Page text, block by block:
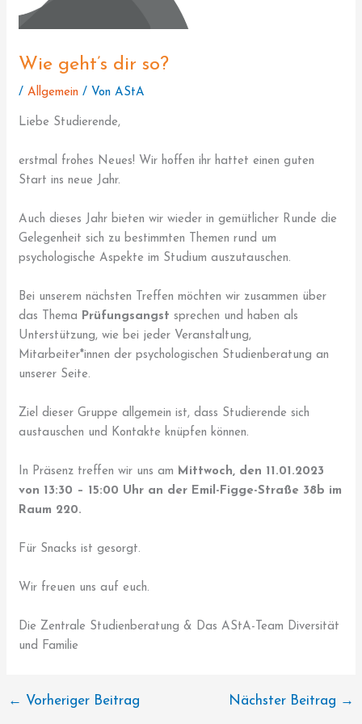
Wie geht’s dir so?
/Allgemein / VonAStA
Liebe Studierende,
erstmal frohes Neues! Wir hoffen ihr hattet einen guten
Start ins neue Jahr.
Auch dieses Jahr bieten wir wieder in gemütlicher Runde die
Gelegenheit sich zu bestimmten Themen rund um
psychologische Aspekte im Studium auszutauschen.
Bei unserem nächsten Treffen möchten wir zusammen über
das Thema Prüfungsangst sprechen und haben als
Unterstützung, wie bei jeder Veranstaltung,
Mitarbeiter*innen der psychologischen Studienberatung an
unserer Seite.
Ziel dieser Gruppe allgemein ist, dass Studierende sich
austauschen und Kontakte knüpfen können.
In Präsenz treffen wir uns am M ittwoch, den 11.01.2023
von 13:30 – 15:00 Uhr an der Emil-Figge-Straße 38b im
Raum 220.
Für Snacks ist gesorgt.
Wir freuen uns auf euch.
Die Zentrale Studienberatung & Das AStA-Team Diversität
und Familie
← Vorheriger Beitrag Nächster Beitrag →